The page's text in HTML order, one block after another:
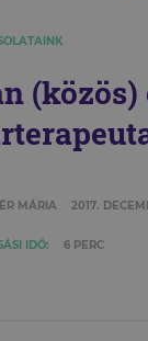
MÁRIA 2017.
IDŐ: 6 PERC